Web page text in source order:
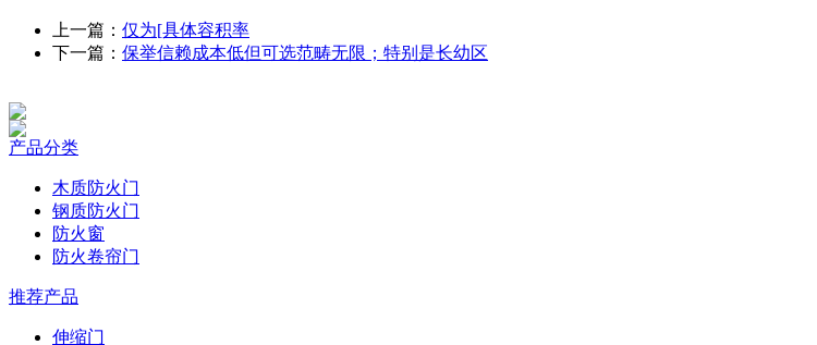
上一篇： 仅为[具体容积率
下一篇： 保举信赖成本低但可选范畴无限；特别是长幼区
产品分类
木质防火门
钢质防火门
防火窗
防火卷帘门
推荐产品
伸缩门